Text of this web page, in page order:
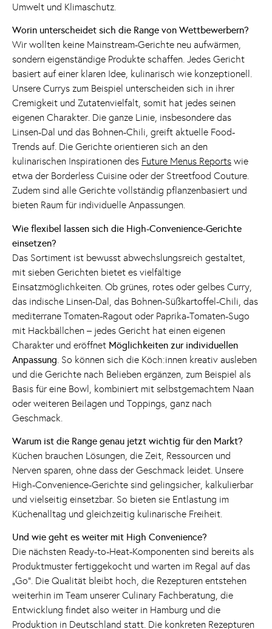
Umwelt und Klimaschutz.
Worin unterscheidet sich die Range von Wettbewerbern?
Wir wollten keine Mainstream-Gerichte neu aufwärmen,
sondern eigenständige Produkte schaffen. Jedes Gericht
basiert auf einer klaren Idee, kulinarisch wie konzeptionell.
Unsere Currys zum Beispiel unterscheiden sich in ihrer
Cremigkeit und Zutatenvielfalt, somit hat jedes seinen
eigenen Charakter. Die ganze Linie, insbesondere das
Linsen-Dal und das Bohnen-Chili, greift aktuelle Food-
Trends auf. Die Gerichte orientieren sich an den
kulinarischen Inspirationen des Future Menus Reports wie
etwa der Borderless Cuisine oder der Streetfood Couture.
Zudem sind alle Gerichte vollständig pflanzenbasiert und
bieten Raum für individuelle Anpassungen.
Wie flexibel lassen sich die High-Convenience-Gerichte
einsetzen?
Das Sortiment ist bewusst abwechslungsreich gestaltet,
mit sieben Gerichten bietet es vielfältige
Einsatzmöglichkeiten. Ob grünes, rotes oder gelbes Curry,
das indische Linsen-Dal, das Bohnen-Süßkartoffel-Chili, das
mediterrane Tomaten-Ragout oder Paprika-Tomaten-Sugo
mit Hackbällchen – jedes Gericht hat einen eigenen
Charakter und eröffnet Möglichkeiten zur individuellen
Anpassung . So können sich die Köch:innen kreativ ausleben
und die Gerichte nach Belieben ergänzen, zum Beispiel als
Basis für eine Bowl, kombiniert mit selbstgemachtem Naan
oder weiteren Beilagen und Toppings, ganz nach
Geschmack.
Warum ist die Range genau jetzt wichtig für den Markt?
Küchen brauchen Lösungen, die Zeit, Ressourcen und
Nerven sparen, ohne dass der Geschmack leidet. Unsere
High-Convenience-Gerichte sind gelingsicher, kalkulierbar
und vielseitig einsetzbar. So bieten sie Entlastung im
Küchenalltag und gleichzeitig kulinarische Freiheit.
Und wie geht es weiter mit High Convenience?
Die nächsten Ready-to-Heat-Komponenten sind bereits als
Produktmuster fertiggekocht und warten im Regal auf das
„Go“. Die Qualität bleibt hoch, die Rezepturen entstehen
weiterhin im Team unserer Culinary Fachberatung, die
Entwicklung findet also weiter in Hamburg und die
Produktion in Deutschland statt. Die konkreten Rezepturen